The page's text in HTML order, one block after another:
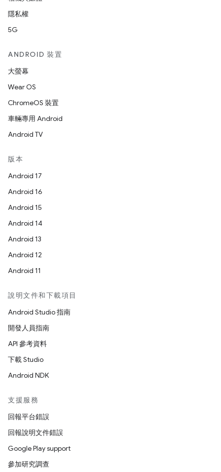
隱私權
5G
ANDROID 裝置
大螢幕
Wear OS
ChromeOS 裝置
車輛專用 Android
Android TV
版本
Android 17
Android 16
Android 15
Android 14
Android 13
Android 12
Android 11
說明文件和下載項目
Android Studio 指南
開發人員指南
API 參考資料
下載 Studio
Android NDK
支援服務
回報平台錯誤
回報說明文件錯誤
Google Play support
參加研究調查